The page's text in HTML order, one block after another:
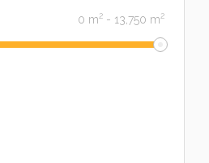
0 m2 - 13,750 m2